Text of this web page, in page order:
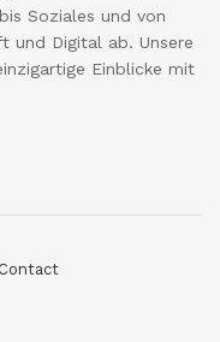
Soziales und von
und Digital ab. Unsere
Einblicke mit
Contact